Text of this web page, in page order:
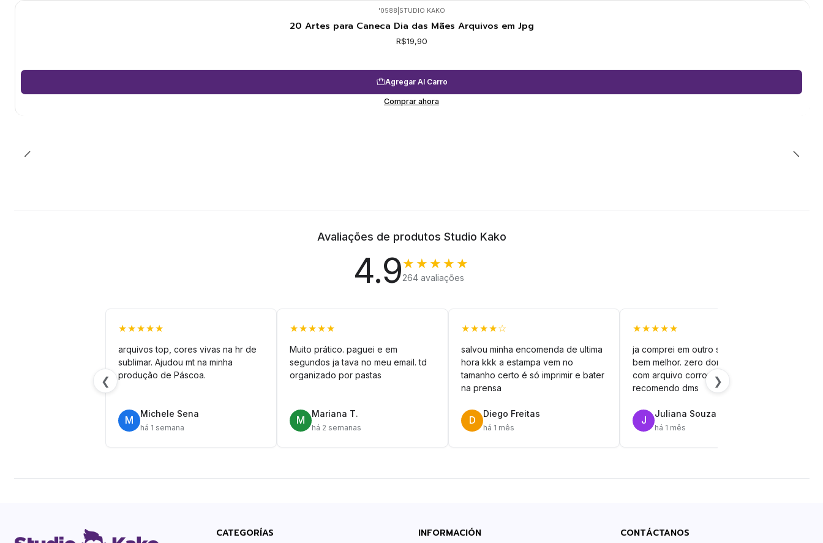
'0588 STUDIO KAKO
20 Artes para Caneca Dia das Mães Arquivos em Jpg
R$19,90
Agregar Al Carro
Comprar ahora
Avaliações de produtos Studio Kako
4.9★★★★★
264 avaliações
❮
★★★★★
arquivos top, cores vivas na hr de
sublimar. Ajudou mt na minha
produção de Páscoa.
M
Michele Sena
há 1 semana
★★★★★
Muito prático. paguei e em
segundos ja tava no meu email. td
organizado por pastas
M
Mariana T.
há 2 semanas
★★★★☆
salvou minha encomenda de ultima
hora kkk a estampa vem no
tamanho certo é só imprimir e bater
na prensa
D
Diego Freitas
há 1 mês
★★★★★
ja comprei em outro site mas esse é
bem melhor. zero dor de cabeça
com arquivo corrompido.
recomendo dms
J
Juliana Souza
há 1 mês
❯
CATEGORÍAS INFORMACIÓN CONTÁCTANOS